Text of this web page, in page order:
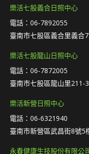
樂活七股義合日照中心
電話：06-7892055
臺南市七股區義合里義合
樂活七股龍山日照中心
電話：06-7872005
臺南市七股區龍山里211-
樂活新營日照中心
電話：06-6321940
臺南市新營區武昌街8號5
永春健康生技股份有限公